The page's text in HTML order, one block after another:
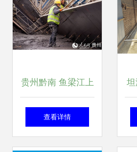
贵州黔南 鱼梁江上
筑凤巢，凤山水库
查看详情